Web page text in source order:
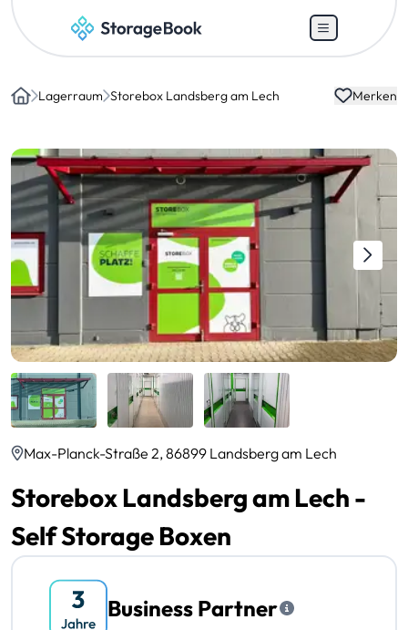
Lagerraum Storebox Landsberg am Lech Merken
Max-Planck-Straße 2, 86899 Landsberg am Lech
Storebox Landsberg am Lech -
Self Storage Boxen
Business Partner